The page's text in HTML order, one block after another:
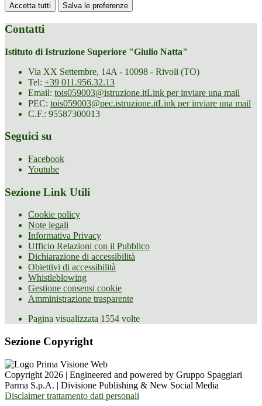
Accetta tutti Salva le preferenze
Contatti
Istituto di Istruzione Superiore "Giulio Natta"
Via XX Settembre, 14A - 10098 - Rivoli (TO)
Tel: +39 011.956.32.13
Email: tois059003@istruzione.itLink per inviare una mail
PEC: tois059003@pec.istruzione.itLink per inviare una mail
C.F.: 95587300013
Seguici su
Facebook
Youtube
Sezione Link Utili
Cookie policy
Note legali
Informativa Privacy
Ufficio Relazioni con il Pubblico
Dichiarazione di accessibilità
Obiettivi di accessibilità
Whistleblowing
Gestione consensi cookie
Amministrazione trasparente
Pagina visualizzata 1554 volte
Sezione Copyright
Copyright 2026 | Engineered and powered by Gruppo Spaggiari
Parma S.p.A. | Divisione Publishing & New Social Media
Disclaimer trattamento dati personali